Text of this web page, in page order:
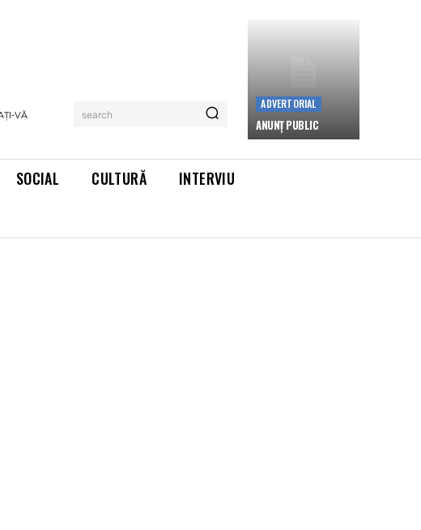
VĂ search
ADVERTORIAL
ANUNȚ PUBLIC
SOCIAL CULTURĂ
INTERVIU